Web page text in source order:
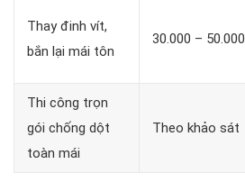
Thay đinh vít,
bắn lại mái tôn
30.000 – 50.000
Thi công trọn
gói chống dột
toàn mái
Theo khảo sát